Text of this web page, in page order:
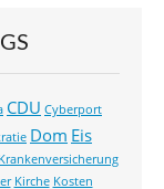
CDU Cyberport
Dom Eis
Kirche Kosten